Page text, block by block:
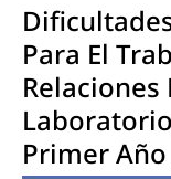
Para El
Relaciones
Primer